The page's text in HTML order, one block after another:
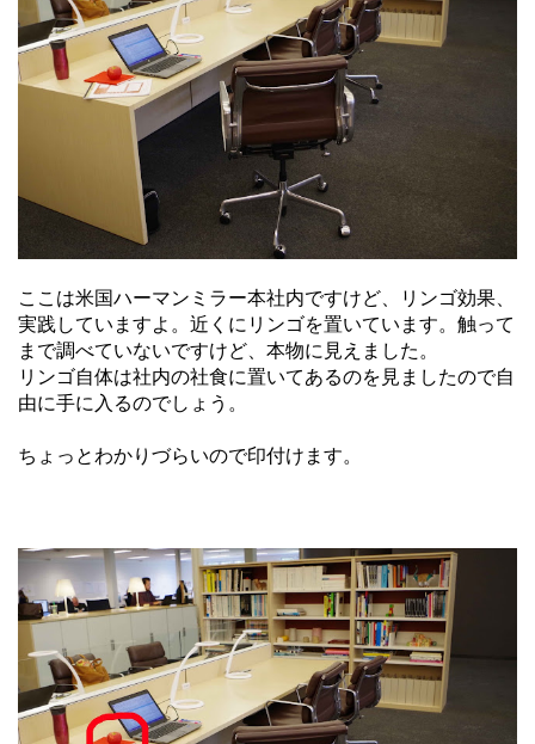
ここは米国ハーマンミラー本社内ですけど、リンゴ効果、
実践していますよ。近くにリンゴを置いています。触って
まで調べていないですけど、本物に見えました。
リンゴ自体は社内の社食に置いてあるのを見ましたので自
由に手に入るのでしょう。
ちょっとわかりづらいので印付けます。